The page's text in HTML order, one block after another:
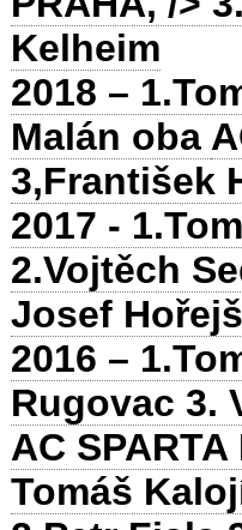
Kelheim
2018 –
Malán oba
3,František
2017 -
2.Vojtěch
Josef
2016 –
Rugovac 3.
AC SPARTA
Tomáš